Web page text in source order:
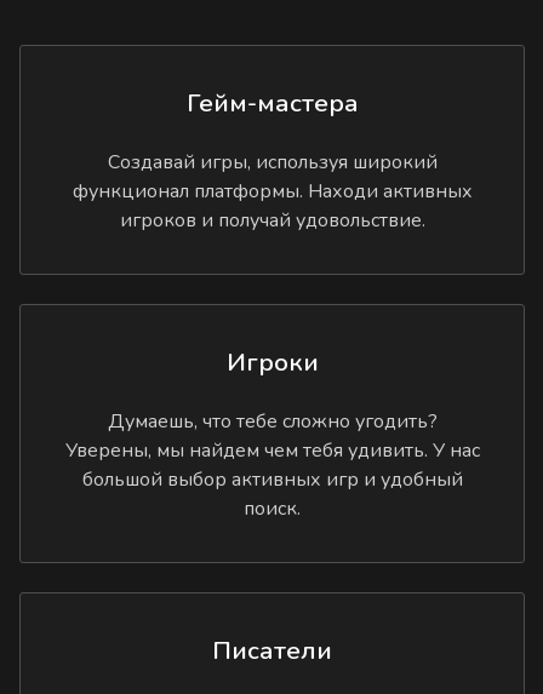
Гейм-мастера
Создавай игры, используя широкий
функционал платформы. Находи активных
игроков и получай удовольствие.
Игроки
Думаешь, что тебе сложно угодить?
Уверены, мы найдем чем тебя удивить. У нас
большой выбор активных игр и удобный
поиск.
Писатели